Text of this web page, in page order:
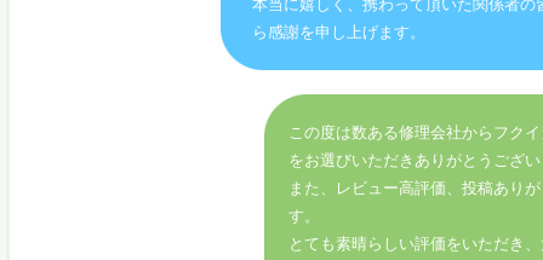
本当に嬉しく、携わって頂いた関係者の
ら感謝を申し上げます。
この度は数ある修理会社からフク
をお選びいただきありがとうござ
また、レビュー高評価、投稿あり
す。
とても素晴らしい評価をいただき